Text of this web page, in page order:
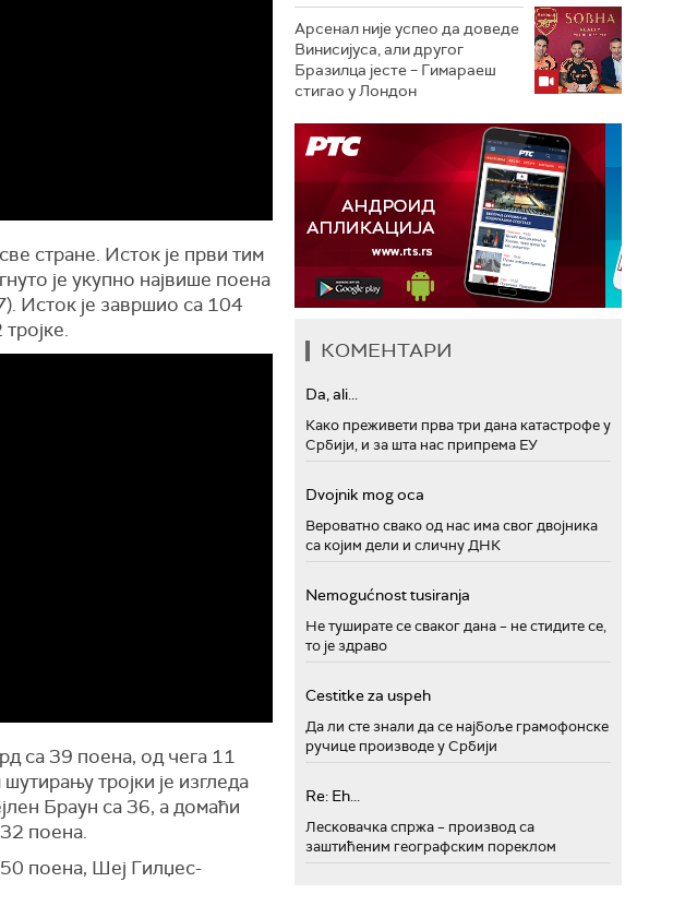
стране. Исток је први тим
је укупно највише поена
Исток је завршио са 104
са 39 поена, од чега 11
тројки је изгледа
Браун са 36, а домаћи
поена.
поена, Шеј Гилџес-
Арсенал није успео да доведе
Винисијуса, али другог
Бразилца јесте – Гимараеш
стигао у Лондон
КОМЕНТАРИ
Da, ali...
Како преживети прва три дана катастрофе у
Србији, и за шта нас припрема ЕУ
Dvojnik mog oca
Вероватно свако од нас има свог двојника
са којим дели и сличну ДНК
Nemogućnost tusiranja
Не туширате се сваког дана – не стидите се,
то је здраво
Cestitke za uspeh
Да ли сте знали да се најбоље грамофонске
ручице производе у Србији
Re: Eh...
Лесковачка спржа – производ са
заштићеним географским пореклом